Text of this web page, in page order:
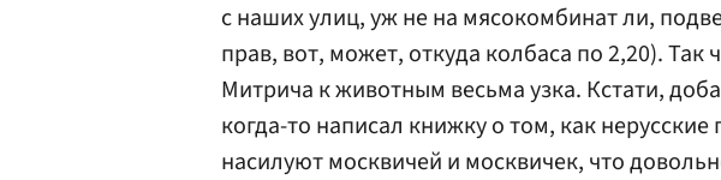
с наших улиц, уж не на мясокомбинат ли,
прав, вот, может, откуда колбаса по 2,20).
Митрича к животным весьма узка. Кстати,
когда-то написал книжку о том, как
насилуют москвичей и москвичек, что